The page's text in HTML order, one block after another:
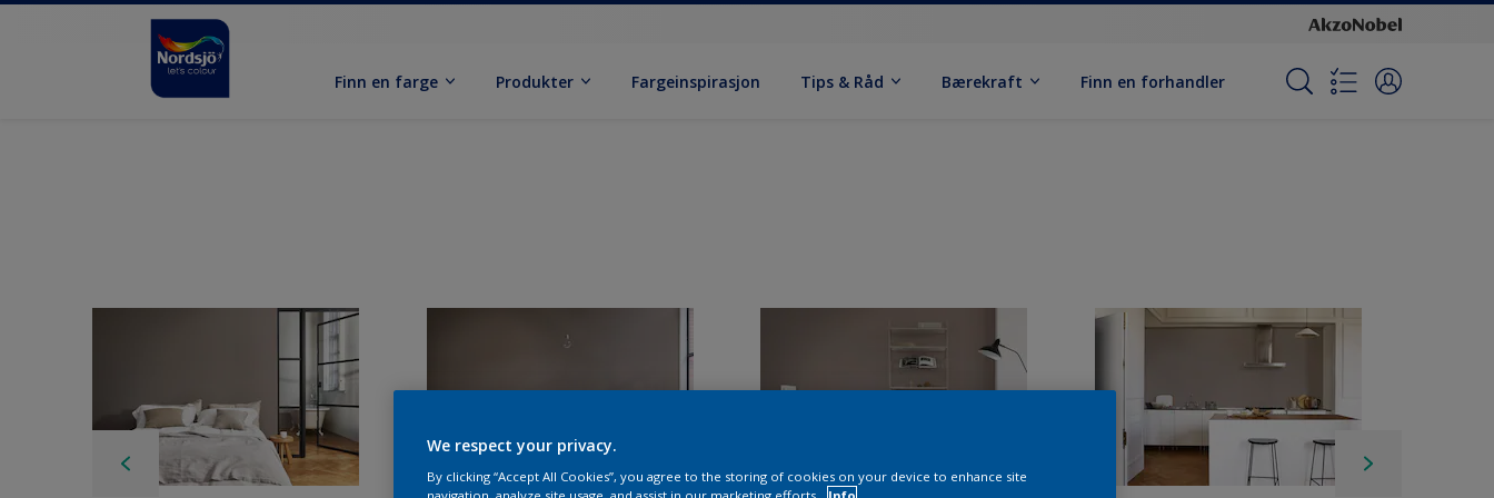
Finn en farge Produkter Fargeinspirasjon Tips & Råd Bærekraft Finn en forhandler
We respect your privacy.
By clicking “Accept All Cookies”, you agree to the storing of cookies on your device to enhance site